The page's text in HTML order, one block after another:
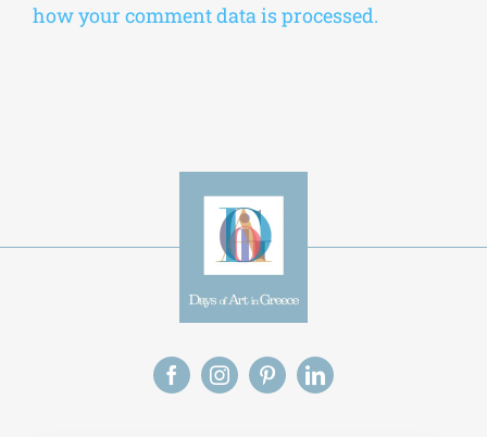
how your comment data is processed.